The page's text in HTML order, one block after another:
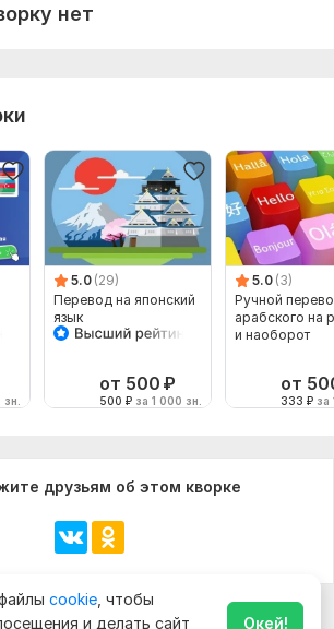
нет
5.0 (29)
Перевод на японский
язык
от 500 ₽
500 ₽ за 1 000 зн.
5.0 (3)
Ручной
арабского на
и наоборот
от
333 ₽ за
друзьям об этом кворке
cookie , чтобы
и делать сайт
Окей!